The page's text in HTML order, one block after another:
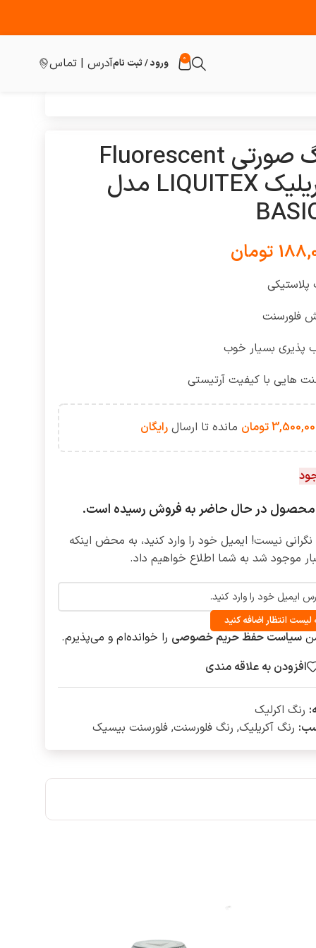
0 ورود / ثبت نامآدرس | تماس
رنگ صورتی Fluorescent
اکریلیک LIQUITEX مدل
تومان
پلاستیکی
فلورسنت
پذیری بسیار خوب
هایی با کیفیت آرتیستی
تومان مانده تا ارسالرایگان
محصول در حال حاضر به فروش رسیده است.
نیست! ایمیل خود را وارد کنید، به محض اینکه
موجود شد به شما اطلاع خواهیم داد.
لیست انتظار اضافه کنید
سیاست حفظ حریم خصوصی را خوانده‌ام و می‌پذیرم.
افزودن به علاقه مندی
رنگ اکرلیک
رنگ آکریلیک, رنگ فلورسنت, فلورسنت بیسیک